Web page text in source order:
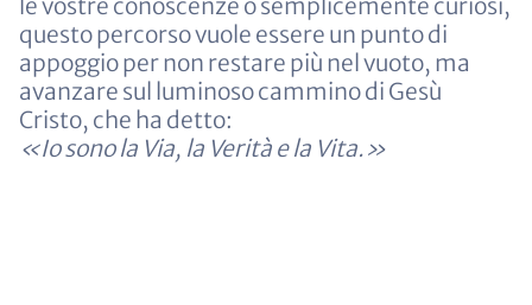
le vostre conoscenze o semplicemente curiosi,
questo percorso vuole essere un punto di
appoggio per non restare più nel vuoto, ma
avanzare sul luminoso cammino di Gesù
Cristo, che ha detto:
«Io sono la Via, la Verità e la Vita.»